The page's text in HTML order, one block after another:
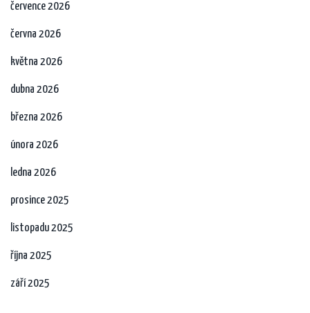
července 2026
června 2026
května 2026
dubna 2026
března 2026
února 2026
ledna 2026
prosince 2025
listopadu 2025
října 2025
září 2025